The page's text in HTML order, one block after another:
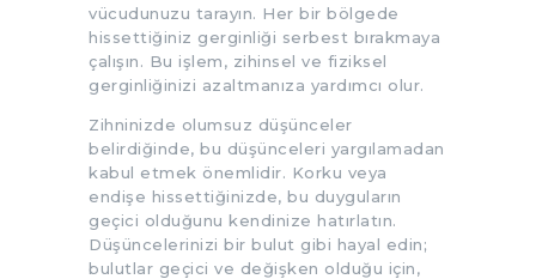
vücudunuzu tarayın. Her bir bölgede
hissettiğiniz gerginliği serbest bırakmaya
çalışın. Bu işlem, zihinsel ve fiziksel
gerginliğinizi azaltmanıza yardımcı olur.
Zihninizde olumsuz düşünceler
belirdiğinde, bu düşünceleri yargılamadan
kabul etmek önemlidir. Korku veya
endişe hissettiğinizde, bu duyguların
geçici olduğunu kendinize hatırlatın.
Düşüncelerinizi bir bulut gibi hayal edin;
bulutlar geçici ve değişken olduğu için,